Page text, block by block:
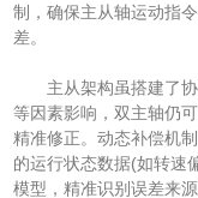
制，确保主从轴运动指
差。
主从架构虽搭建了协
等因素影响，双主轴仍
精准修正。动态补偿机
的运行状态数据(如转速
模型，精准识别误差来源